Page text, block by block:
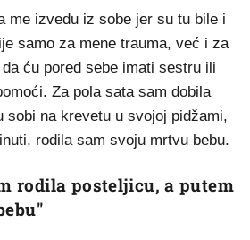
me izvedu iz sobe jer su tu bile i
samo za mene trauma, već i za
ću pored sebe imati sestru ili
Za pola sata sam dobila
sobi na krevetu u svojoj pidžami,
rodila sam svoju mrtvu bebu.
rodila posteljicu, a putem